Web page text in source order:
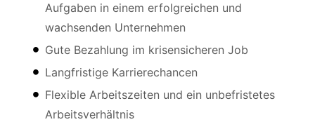
Aufgaben in einem erfolgreichen und
wachsenden Unternehmen
Gute Bezahlung im krisensicheren Job
Langfristige Karrierechancen
Flexible Arbeitszeiten und ein unbefristetes
Arbeitsverhältnis